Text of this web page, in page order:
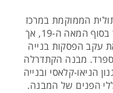
הממוקמת במרכז
מדריד. בניית הקתדרלה החלה עוד בסוף המאה ה-19, אך
בסוף המאה ה-20, וזאת עקב הפסקות בנייה
מבנה הקתדרלה
הניאו-קלאסי ובנייה
הפנים של המבנה.